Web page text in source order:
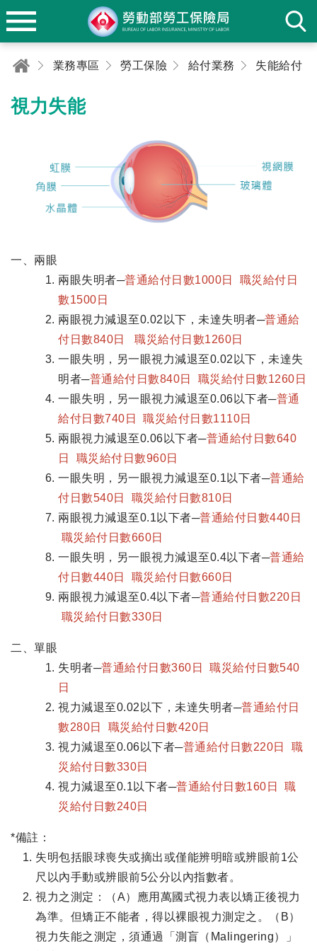
業務專區 勞工保險 給付業務 失能給付
視力失能
一、兩眼
兩眼失明者─普通給付日數1000日 職災給付日
數1500日
兩眼視力減退至0.02以下，未達失明者─普通給
付日數840日 職災給付日數1260日
一眼失明，另一眼視力減退至0.02以下，未達失
明者─普通給付日數840日 職災給付日數1260日
一眼失明，另一眼視力減退至0.06以下者─普通
給付日數740日 職災給付日數1110日
兩眼視力減退至0.06以下者─普通給付日數640
日 職災給付日數960日
一眼失明，另一眼視力減退至0.1以下者─普通給
付日數540日 職災給付日數810日
兩眼視力減退至0.1以下者─普通給付日數440日
職災給付日數660日
一眼失明，另一眼視力減退至0.4以下者─普通給
付日數440日 職災給付日數660日
兩眼視力減退至0.4以下者─普通給付日數220日
職災給付日數330日
二、單眼
失明者─普通給付日數360日 職災給付日數540
日
視力減退至0.02以下，未達失明者─普通給付日
數280日 職災給付日數420日
視力減退至0.06以下者─普通給付日數220日 職
災給付日數330日
視力減退至0.1以下者─普通給付日數160日 職
災給付日數240日
*備註：
失明包括眼球喪失或摘出或僅能辨明暗或辨眼前1公
尺以內手動或辨眼前5公分以內指數者。
視力之測定：（A）應用萬國式視力表以矯正後視力
為準。但矯正不能者，得以裸眼視力測定之。（B）
視力失能之測定，須通過「測盲（Malingering）」